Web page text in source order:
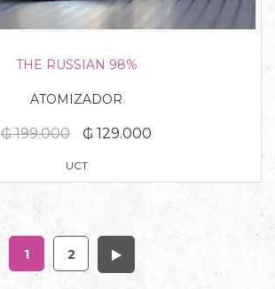
THE RUSSIAN 98%
ATOMIZADOR
₲ 199.000 ₲ 129.000
UCT
1 2